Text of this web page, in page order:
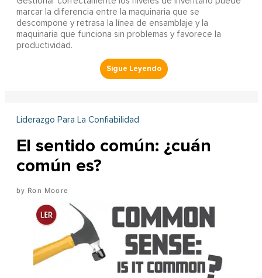
marcar la diferencia entre la maquinaria que se
descompone y retrasa la línea de ensamblaje y la
maquinaria que funciona sin problemas y favorece la
productividad.
Liderazgo Para La Confiabilidad
El sentido común: ¿cuán
común es?
Ron Moore